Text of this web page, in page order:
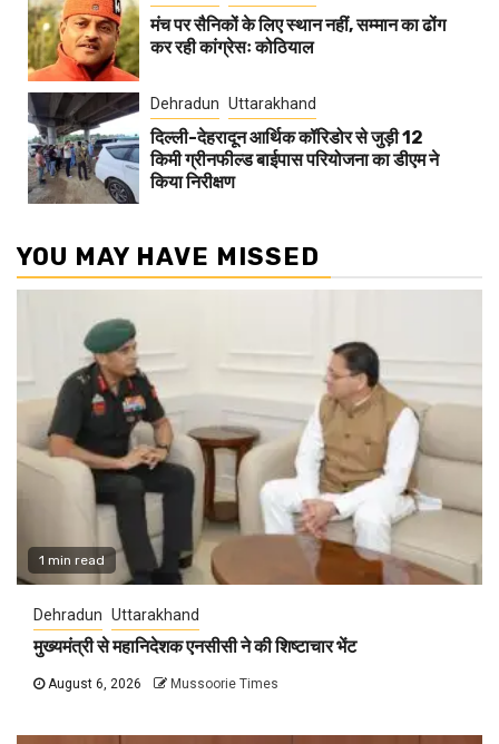
मंच पर सैनिकों के लिए स्थान नहीं, सम्मान का ढोंग
कर रही कांग्रेसः कोठियाल
Dehradun Uttarakhand
दिल्ली-देहरादून आर्थिक कॉरिडोर से जुड़ी 12
किमी ग्रीनफील्ड बाईपास परियोजना का डीएम ने
किया निरीक्षण
YOU MAY HAVE MISSED
1 min read
Dehradun Uttarakhand
मुख्यमंत्री से महानिदेशक एनसीसी ने की शिष्टाचार भेंट
August 6, 2026 Mussoorie Times